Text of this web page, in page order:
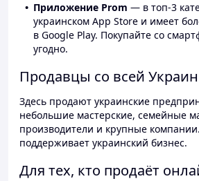
Приложение Prom — в топ-3
украинском App Store и имеет
в Google Play. Покупайте со
угодно.
Продавцы со всей
Здесь продают украинские
небольшие мастерские, семейные
производители и крупные
поддерживает украинский бизнес.
Для тех, кто продаёт